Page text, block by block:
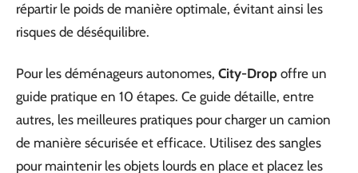
répartir le poids de manière optimale, évitant ainsi les
risques de déséquilibre.
Pour les déménageurs autonomes, City-Drop offre un
guide pratique en 10 étapes. Ce guide détaille, entre
autres, les meilleures pratiques pour charger un camion
de manière sécurisée et efficace. Utilisez des sangles
pour maintenir les objets lourds en place et placez les